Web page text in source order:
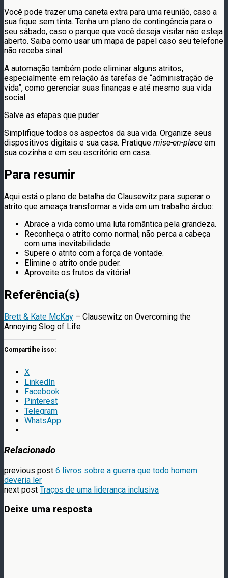
Você pode trazer uma caneta extra para uma reunião, caso a
sua fique sem tinta. Tenha um plano de contingência para o
seu sábado, caso o parque que você deseja visitar não esteja
aberto. Saiba como usar um mapa de papel caso seu telefone
não receba sinal.
A automação também pode eliminar alguns atritos,
especialmente em relação às tarefas de “administração de
vida”, como gerenciar suas finanças e até mesmo sua vida
social.
Salve as etapas que puder.
Simplifique todos os aspectos da sua vida. Organize seus
dispositivos digitais e sua casa. Pratique mise-en-place em
sua cozinha e em seu escritório em casa.
Para resumir
Aqui está o plano de batalha de Clausewitz para superar o
atrito que ameaça transformar a vida em um trabalho árduo:
Abrace a vida como uma luta romântica pela grandeza.
Reconheça o atrito como normal; não perca a cabeça
com uma inevitabilidade.
Supere o atrito com a força de vontade.
Elimine o atrito onde puder.
Aproveite os frutos da vitória!
Referência(s)
Brett & Kate McKay – Clausewitz on Overcoming the
Annoying Slog of Life
Compartilhe isso:
X
LinkedIn
Facebook
Pinterest
Telegram
WhatsApp
Relacionado
previous post 6 livros sobre a guerra que todo homem
deveria ler
next post Traços de uma liderança inclusiva
Deixe uma resposta